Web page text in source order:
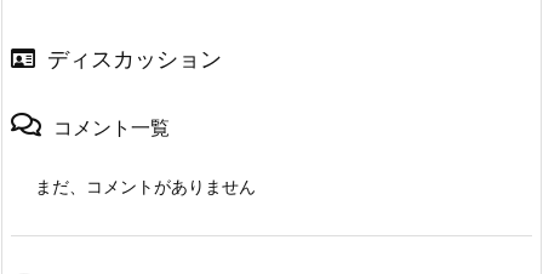
ディスカッション
コメント一覧
まだ、コメントがありません